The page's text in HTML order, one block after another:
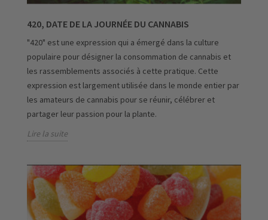
420, DATE DE LA JOURNÉE DU CANNABIS
"420" est une expression qui a émergé dans la culture
populaire pour désigner la consommation de cannabis et
les rassemblements associés à cette pratique. Cette
expression est largement utilisée dans le monde entier par
les amateurs de cannabis pour se réunir, célébrer et
partager leur passion pour la plante.
Lire la suite